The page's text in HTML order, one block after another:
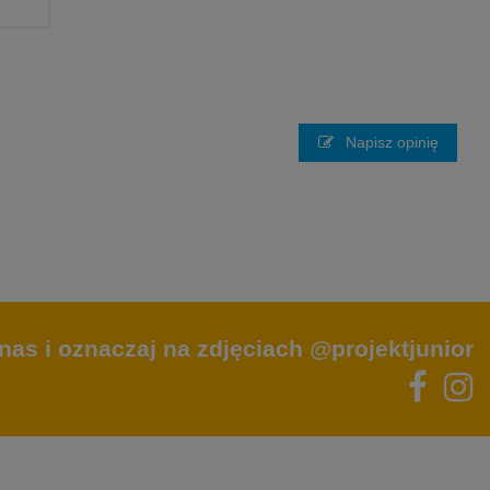
Napisz opinię
i oznaczaj na zdjęciach @projektjunior